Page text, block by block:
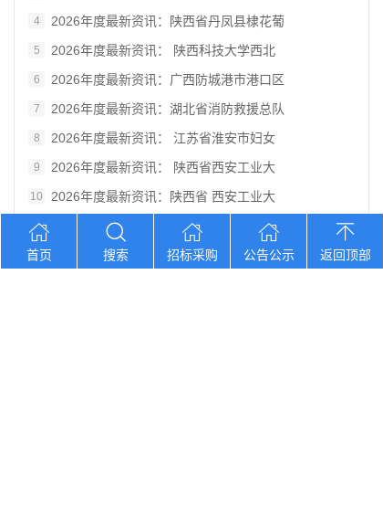
4 2026年度最新资讯：陕西省丹凤县棣花葡
5 2026年度最新资讯： 陕西科技大学西北
6 2026年度最新资讯：广西防城港市港口区
7 2026年度最新资讯：湖北省消防救援总队
8 2026年度最新资讯： 江苏省淮安市妇女
9 2026年度最新资讯： 陕西省西安工业大
10 2026年度最新资讯：陕西省 西安工业大
您想找？
首页 搜索 招标采购 公告公示 返回顶部